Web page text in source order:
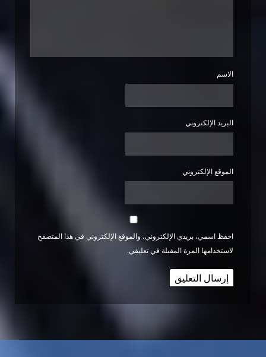
الاسم
البريد الإلكتروني
الموقع الإلكتروني
احفظ اسمي، بريدي الإلكتروني، والموقع الإلكتروني في هذا المتصفح
لاستخدامها المرة المقبلة في تعليقي.